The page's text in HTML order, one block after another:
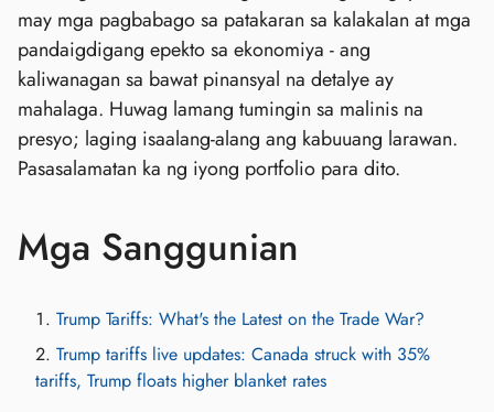
may mga pagbabago sa patakaran sa kalakalan at mga
pandaigdigang epekto sa ekonomiya - ang
kaliwanagan sa bawat pinansyal na detalye ay
mahalaga. Huwag lamang tumingin sa malinis na
presyo; laging isaalang-alang ang kabuuang larawan.
Pasasalamatan ka ng iyong portfolio para dito.
Mga Sanggunian
Trump Tariffs: What's the Latest on the Trade War?
Trump tariffs live updates: Canada struck with 35%
tariffs, Trump floats higher blanket rates